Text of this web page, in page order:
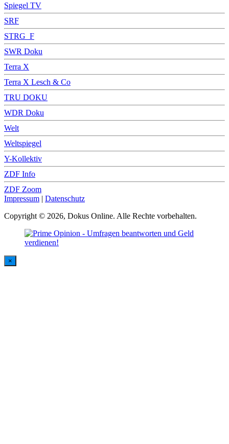
Spiegel TV
SRF
STRG_F
SWR Doku
Terra X
Terra X Lesch & Co
TRU DOKU
WDR Doku
Welt
Weltspiegel
Y-Kollektiv
ZDF Info
ZDF Zoom
Impressum | Datenschutz
Copyright © 2026, Dokus Online. Alle Rechte vorbehalten.
×